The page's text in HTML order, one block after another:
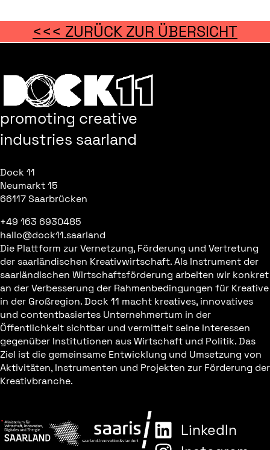
<<< ZURÜCK ZUR ÜBERSICHT
promoting creative
industries saarland
Dock 11
Neumarkt 15
66117 Saarbrücken
+49 163 6930485
hallo@dock11.saarland
Die Plattform zur Vernetzung, Förderung und Vertretung
der saarländischen Kreativwirtschaft. Als Instrument der
saarländischen Wirtschaftsförderung arbeiten wir konkret
an der Verbesserung der Rahmenbedingungen für Kreative
in der Großregion. Dock 11 macht kreatives, innovatives
und contentbasiertes Unternehmertum in der
Öffentlichkeit sichtbar und vermittelt seine Interessen
gegenüber Institutionen aus Wirtschaft und Politik. Das
Ziel ist die gemeinsame Entwicklung und Umsetzung von
Aktivitäten, Instrumenten und Projekten zur Förderung der
Kreativbranche.
LinkedIn